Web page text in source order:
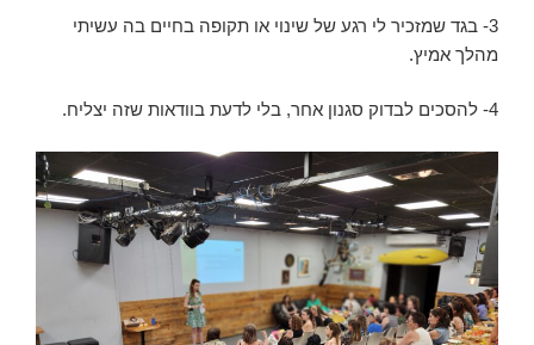
3- בגד שמזכיר לי רגע של שינוי או תקופה בחיים בה עשיתי
מהלך אמיץ.
4- להסכים לבדוק סגנון אחר, בלי לדעת בוודאות שזה יצליח.